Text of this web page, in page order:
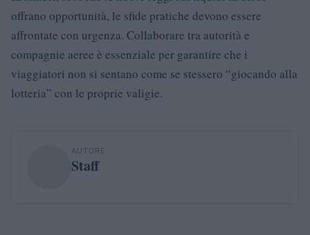
offrano opportunità, le sfide pratiche devono essere
affrontate con urgenza. Collaborare tra autorità e
compagnie aeree è essenziale per garantire che i
viaggiatori non si sentano come se stessero “giocando alla
lotteria” con le proprie valigie.
AUTORE
Staff